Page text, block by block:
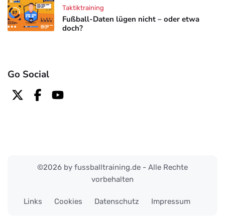
Fußball-Daten lügen nicht – oder etwa
doch?
Taktiktraining
Go Social
©2026 by fussballtraining.de - Alle Rechte
vorbehalten
Links Cookies Datenschutz Impressum